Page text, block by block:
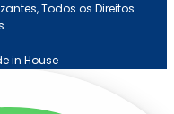
Todos os Direitos
in House